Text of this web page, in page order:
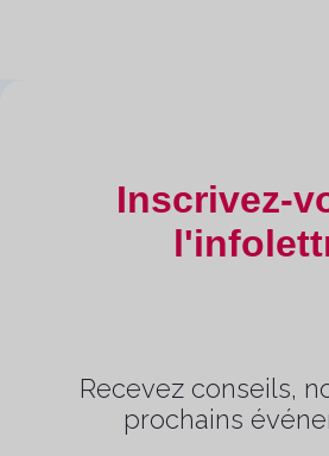
Inscrivez-
Recevez conseils,
prochains